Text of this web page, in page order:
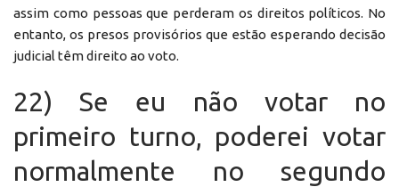
assim como pessoas que perderam os direitos políticos. No
entanto, os presos provisórios que estão esperando decisão
judicial têm direito ao voto.
22) Se eu não votar no
primeiro turno, poderei votar
normalmente no segundo